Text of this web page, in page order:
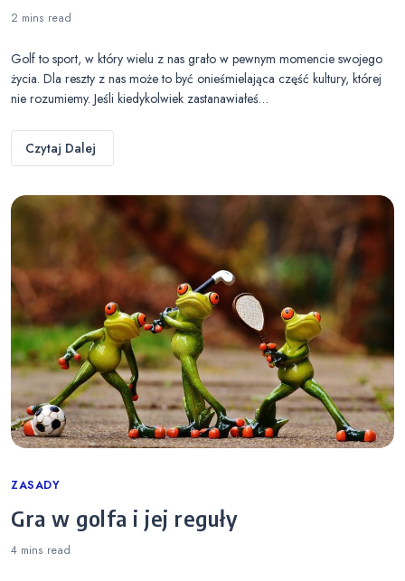
2 mins read
Golf to sport, w który wielu z nas grało w pewnym momencie swojego
życia. Dla reszty z nas może to być onieśmielająca część kultury, której
nie rozumiemy. Jeśli kiedykolwiek zastanawiałeś…
Czytaj Dalej
Categories
ZASADY
Gra w golfa i jej reguły
4 mins read